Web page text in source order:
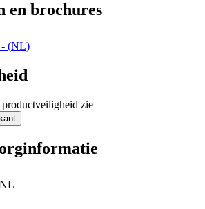
en brochures
- (NL)
zie